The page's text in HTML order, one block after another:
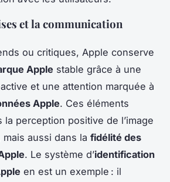
et la communication
ou critiques, Apple conserve
Apple stable grâce à une
et une attention marquée à
Apple. Ces éléments
la perception positive de l’image
aussi dans la fidélité des
. Le système d’identification
en est un exemple : il